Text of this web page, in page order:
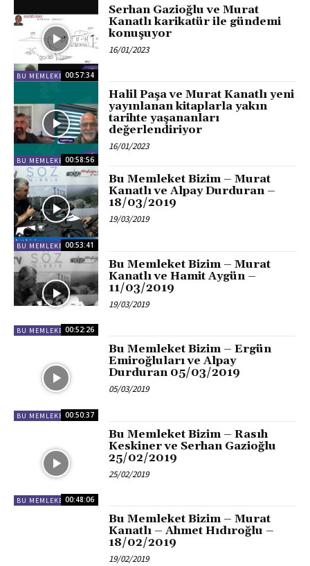
BU MEMLEKET BIZIM
00:57:34
Serhan Gazioğlu ve Murat
Kanatlı karikatür ile gündemi
konuşuyor
16/01/2023
BU MEMLEKET BIZIM
00:58:56
Halil Paşa ve Murat Kanatlı yeni
yayınlanan kitaplarla yakın
tarihte yaşananları
değerlendiriyor
16/01/2023
BU MEMLEKET BIZIM
00:53:41
Bu Memleket Bizim – Murat
Kanatlı ve Alpay Durduran –
18/03/2019
19/03/2019
BU MEMLEKET BIZIM
00:52:26
Bu Memleket Bizim – Murat
Kanatlı ve Hamit Aygün –
11/03/2019
19/03/2019
BU MEMLEKET BIZIM
00:50:37
Bu Memleket Bizim – Ergün
Emiroğluları ve Alpay
Durduran 05/03/2019
05/03/2019
BU MEMLEKET BIZIM
00:48:06
Bu Memleket Bizim – Rasıh
Keskiner ve Serhan Gazioğlu
25/02/2019
25/02/2019
Bu Memleket Bizim – Murat
Kanatlı – Ahmet Hıdıroğlu –
18/02/2019
19/02/2019